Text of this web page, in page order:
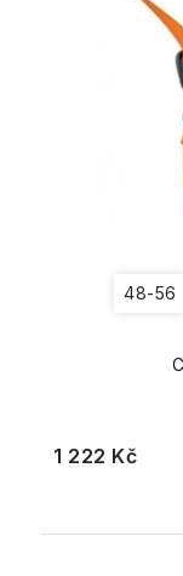
48-56
1 222 Kč